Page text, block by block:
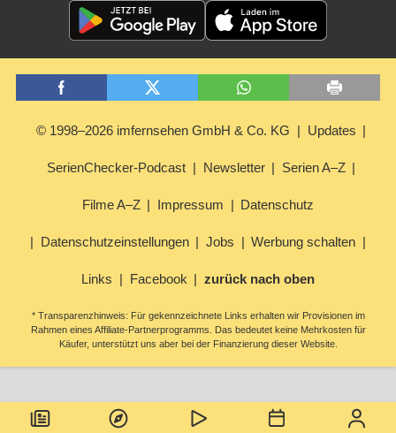
© 1998–2026 imfernsehen GmbH & Co. KG Updates
SerienChecker-Podcast Newsletter Serien A–Z
Filme A–Z Impressum Datenschutz
Datenschutzeinstellungen Jobs Werbung schalten
Links Facebook zurück nach oben
* Transparenzhinweis: Für gekennzeichnete Links erhalten wir Provisionen im
Rahmen eines Affiliate-Partnerprogramms. Das bedeutet keine Mehrkosten für
Käufer, unterstützt uns aber bei der Finanzierung dieser Website.